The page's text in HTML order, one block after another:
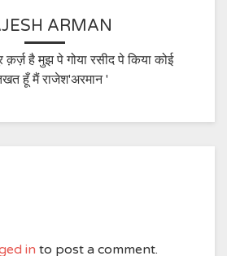
ARMAN
है मुझ पे गोया रसीद पे किया कोई
हूँ मैं राजेश'अरमान '
in to post a comment.